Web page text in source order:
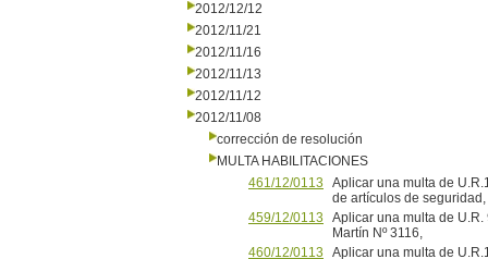
2012/12/12
2012/11/21
2012/11/16
2012/11/13
2012/11/12
2012/11/08
corrección de resolución
MULTA HABILITACIONES
461/12/0113
Aplicar una multa de
de artículos de seguridad,
459/12/0113
Aplicar una multa de U.R.
Martín Nº 3116,
460/12/0113
Aplicar una multa de